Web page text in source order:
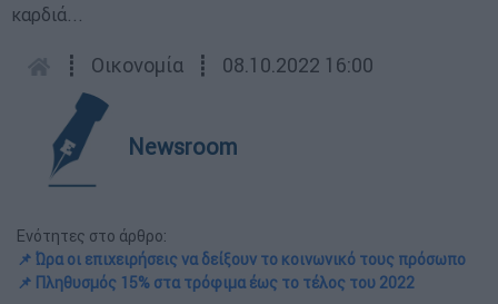
καρδιά...
┋ Οικονομία ┋ 08.10.2022 16:00
Newsroom
Ενότητες στο άρθρο:
📌 Ώρα οι επιχειρήσεις να δείξουν το κοινωνικό τους πρόσωπο
📌 Πληθυσμός 15% στα τρόφιμα έως το τέλος του 2022